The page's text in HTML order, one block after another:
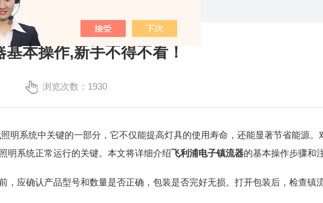
本操作,新手不得不看！
浏览次数：1930
系统中关键的一部分，它不仅能提高灯具的使用寿命，还能显著节省能源。
明系统正常运行的关键。本文将详细介绍飞利浦电子镇流器的基本操作步骤和
应确认产品型号和数量是否正确，包装是否完好无损。打开包装后，检查镇